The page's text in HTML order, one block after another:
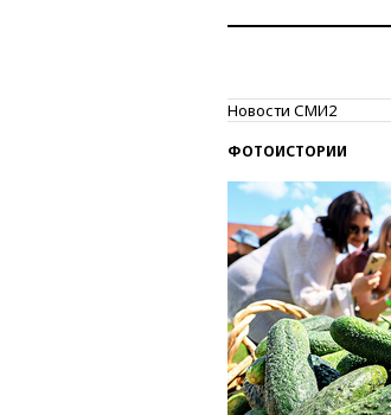
Новости СМИ2
ФОТОИСТОРИИ